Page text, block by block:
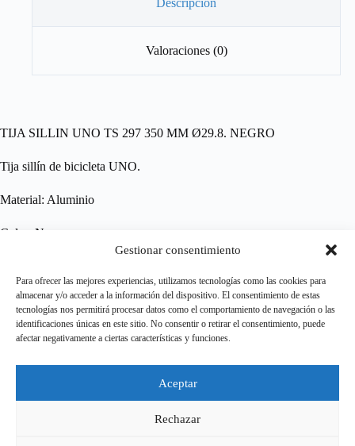
Gestionar consentimiento
Para ofrecer las mejores experiencias, utilizamos tecnologías como las cookies para
almacenar y/o acceder a la información del dispositivo. El consentimiento de estas
tecnologías nos permitirá procesar datos como el comportamiento de navegación o las
identificaciones únicas en este sitio. No consentir o retirar el consentimiento, puede
afectar negativamente a ciertas características y funciones.
Aceptar
Rechazar
Valoraciones (0)
TIJA SILLIN UNO TS 297 350 MM Ø29.8. NEGRO
Tija sillín de bicicleta UNO.
Material: Aluminio
Color: Negro
Largo: 350mm
Política de Privacidad
Política de cookies
Terminos y condiciones
Política de envios